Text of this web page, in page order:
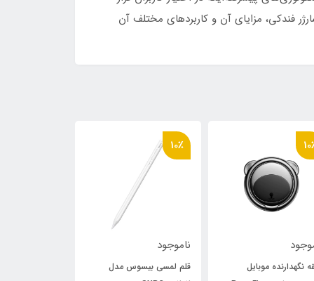
فندکی، مزایای آن و کاربردهای مختلف آن
نگهدارنده موبایل
10٪
ناموجود
قلم لمسی بیسوس مدل